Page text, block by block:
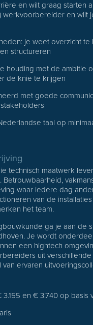
en wilt graag starten
werkvoorbereider en wilt
je weet overzicht te
structureren
houding met de ambitie
de knie te krijgen
met goede
taal op
technisch maatwerk
waar iedere dag
van de
het team.
ga je aan de
Je wordt
een hightech
uit
ervaren
3.155 en € 3.740 op